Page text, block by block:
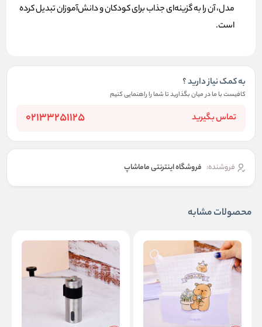
مدل، آن را به گزینه‌ای جذاب برای کودکان و دانش‌آموزان تبدیل کرده
است.
به کمک نیاز دارید ؟
کافیست با ما در میان بگذارید تا شما را راهنمایی کنیم
تماس بگیرید 02133251125
فروشنده: فروشگاه اینترنتی ماماشاپ
محصولات مشابه